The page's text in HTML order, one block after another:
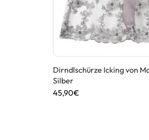
Dirndlschürze Icking von
Silber
45,90€